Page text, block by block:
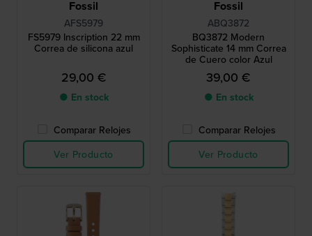
Fossil
AFS5979
FS5979 Inscription 22 mm
Correa de silicona azul
29,00 €
● En stock
Comparar Relojes
Ver Producto
Fossil
ABQ3872
BQ3872 Modern
Sophisticate 14 mm Correa
de Cuero color Azul
39,00 €
● En stock
Comparar Relojes
Ver Producto